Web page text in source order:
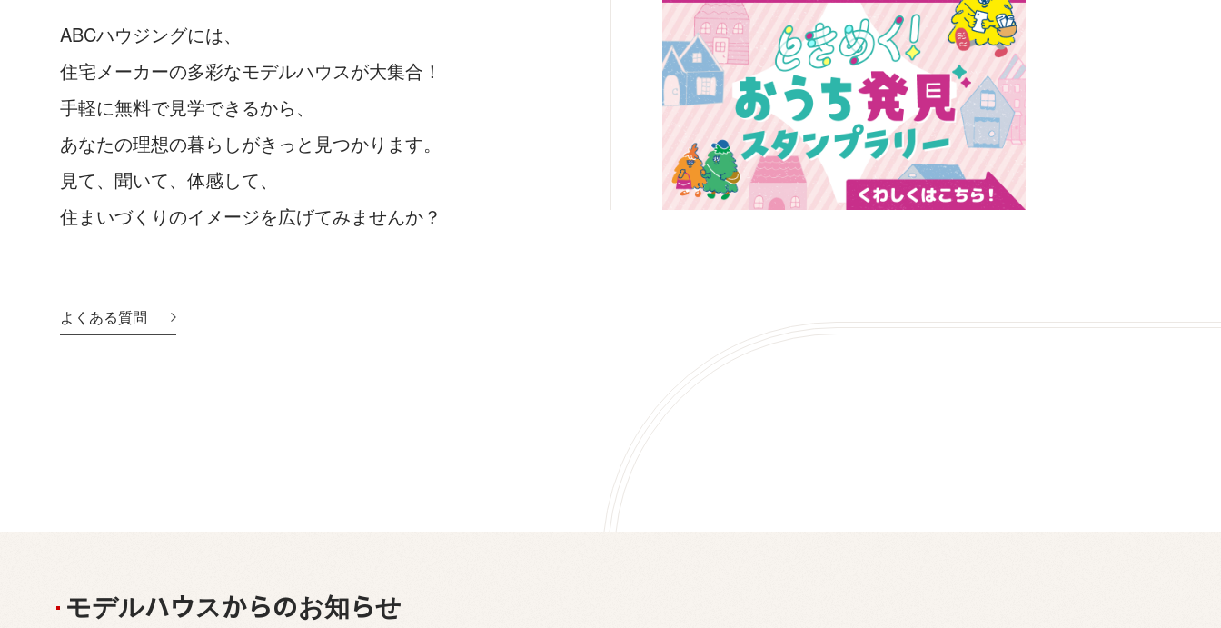
ABCハウジングには、
住宅メーカーの多彩なモデルハウスが大集合！
手軽に無料で見学できるから、
あなたの理想の暮らしがきっと見つかります。
見て、聞いて、体感して、
住まいづくりのイメージを広げてみませんか？
よくある質問
モデルハウスからのお知らせ